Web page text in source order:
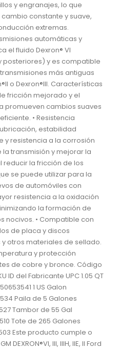
y engranajes, lo que
constante y suave,
extremas.
automáticas y
el fluido Dexron® VI
posteriores) y es compatible
más antiguas
o Dexron®III. Características
fricción mejorado y el
promueven cambios suaves
• Resistencia
estabilidad
y resistencia a la corrosión
transmisión y mejorar la
la fricción de los
se puede utilizar para la
de automóviles con
resistencia a la oxidación
la formación de
nocivos. • Compatible con
de placa y discos
otros materiales de sellado.
y protección
de cobre y bronce. Código
ID del Fabricante UPC 1.05 QT
1 US Galon
Paila de 5 Galones
Tambor de 55 Gal
Tote de 265 Galones
Este producto cumple o
DEXRON®VI, III, IIIH, IIE, II Ford